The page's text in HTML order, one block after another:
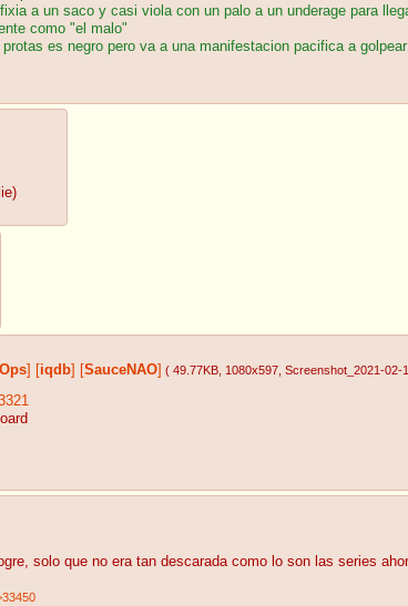
a un saco y casi viola con un palo a un underage para
como "el malo"
es negro pero va a una manifestacion pacifica a
] [iqdb] [SauceNAO] ( 49.77KB , 1080x597 , Screenshot_2021-
solo que no era tan descarada como lo son las series